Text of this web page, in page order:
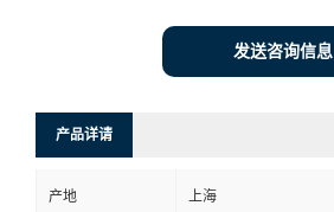
发送咨询信息
产品详请
产地 上海